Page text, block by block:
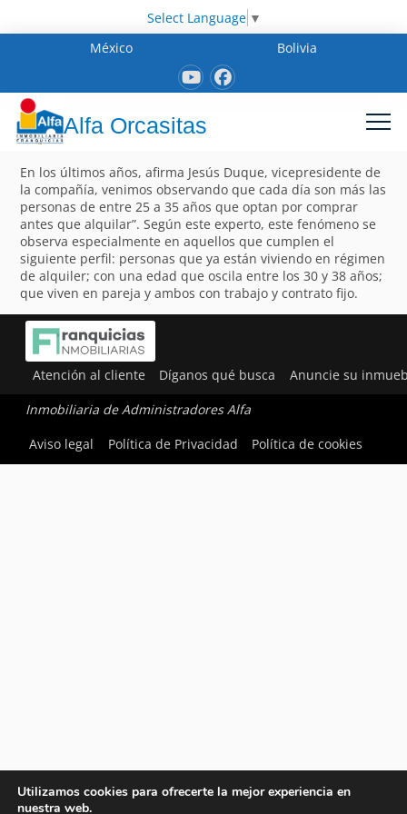
Select Language ▼
México
Bolivia
Alfa Orcasitas
En los últimos años, afirma Jesús Duque, vicepresidente de
la compañía, venimos observando que cada día son más las
personas de entre 25 a 35 años que optan por comprar
antes que alquilar”. Según este experto, este fenómeno se
observa especialmente en aquellos que cumplen el
siguiente perfil: personas que ya están viviendo en régimen
de alquiler; con una edad que oscila entre los 30 y 38 años;
que viven en pareja y ambos con trabajo y contrato fijo.
Atención al cliente Díganos qué busca Anuncie su
Inmobiliaria de Administradores Alfa
Aviso legal
Política de Privacidad Política de cookies
Utilizamos cookies para ofrecerte la mejor experiencia en
nuestra web.